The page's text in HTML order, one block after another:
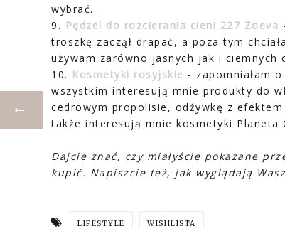
wybrać.
9.Pędzel do rozcierania cieni 227 Zoeva
troszkę zaczął drapać, a poza tym
używam zarówno jasnych jak i ciemnych
10. Kosmetyki rosyjskie - zapomniałam
wszystkim interesują mnie produkty do
cedrowym propolisie, odżywkę z
także interesują mnie kosmetyki Planeta
Dajcie znać, czy miałyście pokazane
kupić. Napiszcie też, jak wyglądają
LIFESTYLE WISHLISTA